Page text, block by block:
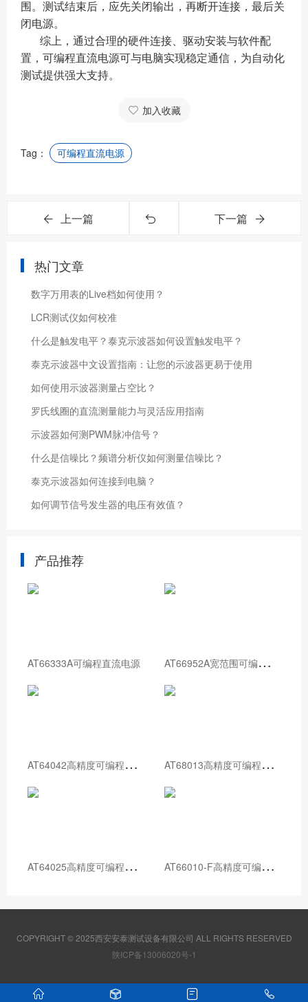
围。测试结束后，应先关闭输出，再断开连接，最后关
闭电源。
综上，通过合理的硬件连接、驱动安装与软件配
置，可编程直流电源可与电脑实现稳定通信，为自动化
测试提供强大支持。
加入收藏
Tag： 可编程直流电源
上一篇 下一篇
热门文章
数字万用表的Live档如何使用？
LCR测试仪如何校准
什么是触发电平？泰克示波器如何设置触发电平？
泰克示波器中文设置指南：让您的示波器更易于使用
如何使用示波器测量占空比？
罗氏线圈的直流测量能力与灵活应用指南
示波器如何测PWM脉冲信号？
什么是信噪比？频谱分析仪如何测量信噪比？
泰克示波器如何连接到电脑？
如何调节信号发生器的电压有效值？
产品推荐
AT66333A可编程直流电源 A
T66952A宽范围可编程直流电源
A
T64042高精度可编程直流电源 A
T68013高精度可编程直流电源
A
T64025高精度可编程直流电源 A
T66010-F高精度可编程直流电源
COPYRIGHT © 2025西安安泰测试设备有限公司 ALL RIGHTS RESERVED
陕ICP备13006020号-1